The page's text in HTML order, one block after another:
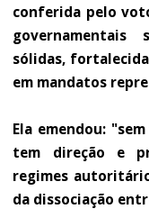
conferida pelo
governamentais
sólidas,
em mandatos
Ela emendou:
tem direção e
regimes
da dissociação